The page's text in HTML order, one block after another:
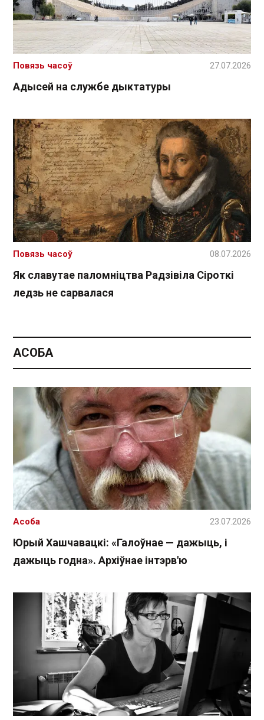
Адысей на службе дыктатуры
Повязь часоў 27.07.2026
Як славутае паломніцтва Радзівіла Сіроткі
ледзь не сарвалася
Повязь часоў 08.07.2026
АСОБА
Юрый Хашчавацкі: «Галоўнае — дажыць, і
дажыць годна». Архіўнае інтэрв'ю
Асоба 23.07.2026